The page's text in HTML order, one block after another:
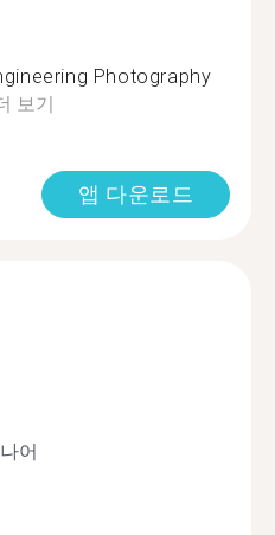
Photography
보기
앱 다운로드
어